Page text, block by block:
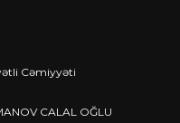
Cəmiyyəti
CALAL OĞLU